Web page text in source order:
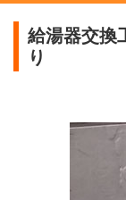
給湯器交換
り